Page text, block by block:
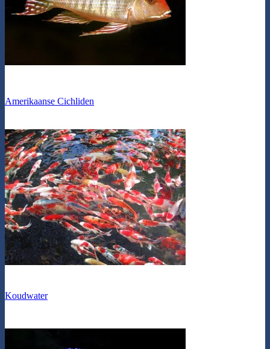
Amerikaanse Cichliden
Koudwater